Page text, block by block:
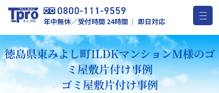
年中無休／受付時間 24時間 ｜ 即日対応
徳島県東みよし町1LDKマンションM様のゴ
ミ屋敷片付け事例
ゴミ屋敷片付け事例